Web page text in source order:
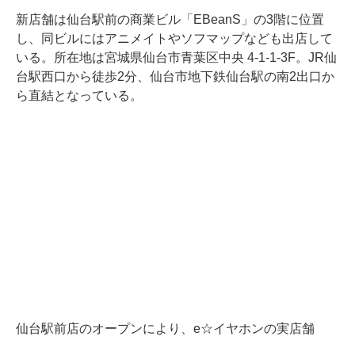
新店舗は仙台駅前の商業ビル「EBeanS」の3階に位置
し、同ビルにはアニメイトやソフマップなども出店して
いる。所在地は宮城県仙台市青葉区中央 4-1-1-3F。JR仙
台駅西口から徒歩2分、仙台市地下鉄仙台駅の南2出口か
ら直結となっている。
仙台駅前店のオープンにより、e☆イヤホンの実店舗